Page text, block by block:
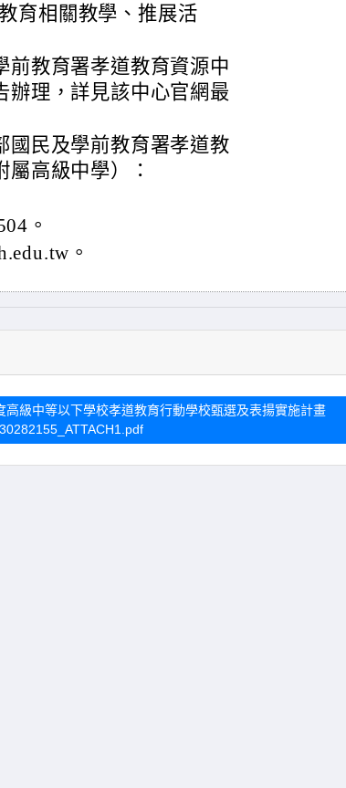
育相關教學、推展活
前教育署孝道教育資源中
辦理，詳見該中心官網最
國民及學前教育署孝道教
高級中學）：
。
。
級中等以下學校孝道教育行動學校甄選及表揚實施計畫